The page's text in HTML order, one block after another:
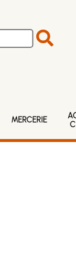
MERCERIE